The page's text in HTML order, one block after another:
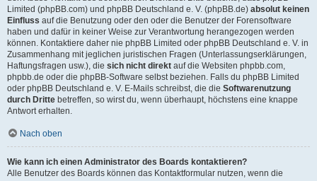
Limited (phpBB.com) und phpBB Deutschland e. V. (phpBB.de) absolut keinen
Einfluss auf die Benutzung oder den oder die Benutzer der Forensoftware
haben und dafür in keiner Weise zur Verantwortung herangezogen werden
können. Kontaktiere daher nie phpBB Limited oder phpBB Deutschland e. V. in
Zusammenhang mit jeglichen juristischen Fragen (Unterlassungserklärungen,
Haftungsfragen usw.), die sich nicht direkt auf die Websiten phpbb.com,
phpbb.de oder die phpBB-Software selbst beziehen. Falls du phpBB Limited
oder phpBB Deutschland e. V. E-Mails schreibst, die die Softwarenutzung
durch Dritte betreffen, so wirst du, wenn überhaupt, höchstens eine knappe
Antwort erhalten.
Nach oben
Wie kann ich einen Administrator des Boards kontaktieren?
Alle Benutzer des Boards können das Kontaktformular nutzen, wenn die